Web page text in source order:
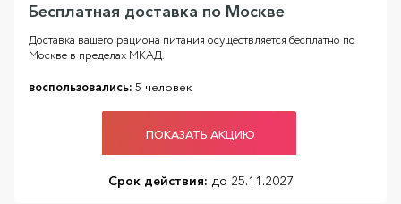
Бесплатная доставка по Москве
Доставка вашего рациона питания осуществляется бесплатно по
Москве в пределах МКАД.
воспользовались: 5 человек
ПОКАЗАТЬ АКЦИЮ
Срок действия: до 25.11.2027